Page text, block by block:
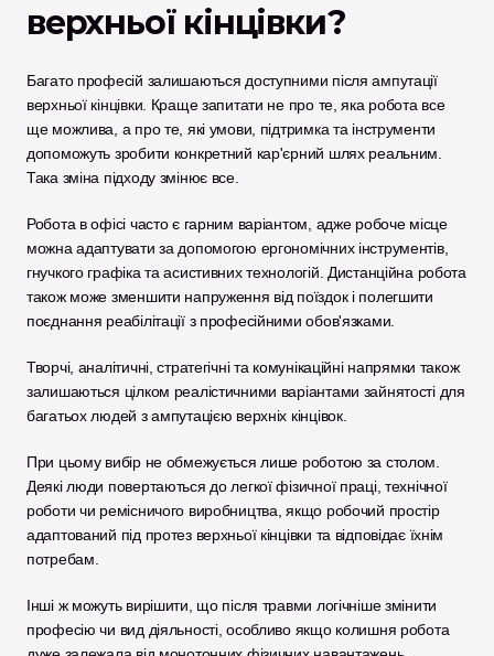
верхньої кінцівки?
Багато професій залишаються доступними після ампутації
верхньої кінцівки. Краще запитати не про те, яка робота все
ще можлива, а про те, які умови, підтримка та інструменти
допоможуть зробити конкретний кар'єрний шлях реальним.
Така зміна підходу змінює все.
Робота в офісі часто є гарним варіантом, адже робоче місце
можна адаптувати за допомогою ергономічних інструментів,
гнучкого графіка та асистивних технологій. Дистанційна робота
також може зменшити напруження від поїздок і полегшити
поєднання реабілітації з професійними обов'язками.
Творчі, аналітичні, стратегічні та комунікаційні напрямки також
залишаються цілком реалістичними варіантами зайнятості для
багатьох людей з ампутацією верхніх кінцівок.
При цьому вибір не обмежується лише роботою за столом.
Деякі люди повертаються до легкої фізичної праці, технічної
роботи чи ремісничого виробництва, якщо робочий простір
адаптований під протез верхньої кінцівки та відповідає їхнім
потребам.
Інші ж можуть вирішити, що після травми логічніше змінити
професію чи вид діяльності, особливо якщо колишня робота